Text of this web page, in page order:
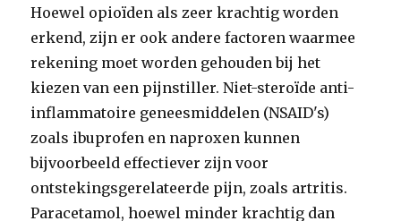
Hoewel opioïden als zeer krachtig worden
erkend, zijn er ook andere factoren waarmee
rekening moet worden gehouden bij het
kiezen van een pijnstiller. Niet-steroïde anti-
inflammatoire geneesmiddelen (NSAID's)
zoals ibuprofen en naproxen kunnen
bijvoorbeeld effectiever zijn voor
ontstekingsgerelateerde pijn, zoals artritis.
Paracetamol, hoewel minder krachtig dan